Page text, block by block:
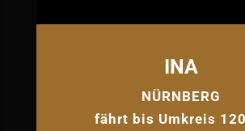
INA
NÜRNBERG
fährt bis Umkreis